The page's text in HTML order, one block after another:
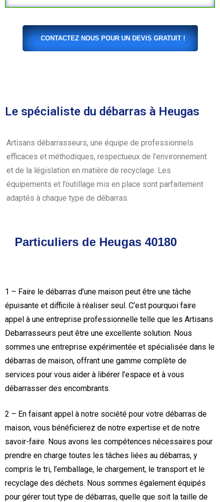
CONTACTEZ NOUS POUR UN DEVIS GRATUIT !
Le spécialiste du débarras à Heugas
Artisans débarrasseurs, une équipe de professionnels
efficaces et méthodiques, respectueux de l’environnement
et de la législation en matière de recyclage. Les
équipements et l’outillage mis en place sont parfaitement
adaptés à chaque type de débarras.
Particuliers de Heugas 40180
1 – Faire le débarras d’une maison peut être une tâche
épuisante et difficile à réaliser seul. C’est pourquoi faire
appel à une entreprise professionnelle telle que les Artisans
Debarrasseurs peut être une excellente solution. Nous
sommes une entreprise expérimentée et spécialisée dans le
débarras de maison, offrant une gamme complète de
services pour vous aider à libérer l’espace et à vous
débarrasser des encombrants.
2 – En faisant appel à notre société pour votre débarras de
maison, vous bénéficierez de notre expertise et de notre
savoir-faire. Nous avons les compétences nécessaires pour
prendre en charge toutes les tâches liées au débarras, y
compris le tri, l’emballage, le chargement, le transport et le
recyclage des déchets. Nous sommes également équipés
pour gérer tout type de débarras, quelle que soit la taille de